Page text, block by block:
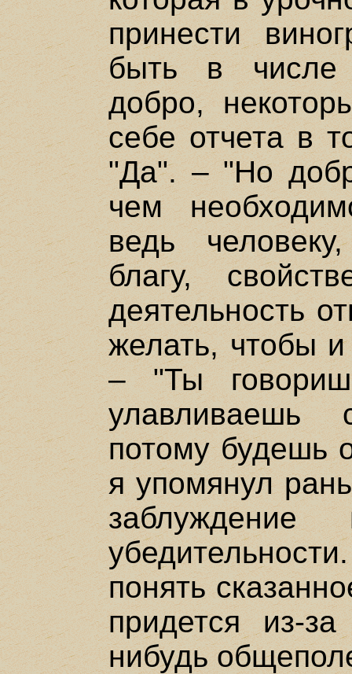
принести
быть в числе
добро,
себе отчета в
"Да". – "Но
чем
ведь
благу,
деятельность
желать, чтобы
– "Ты
улавливаешь
потому будешь
я упомянул
заблуждение
понять
придется из-за
нибудь